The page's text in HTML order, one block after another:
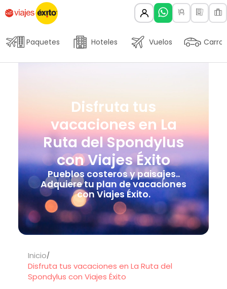
Paquetes Hoteles Vuelos Carros
Disfruta tus
vacaciones en La
Ruta del Spondylus
con Viajes Éxito
Pueblos costeros y paisajes..
Adquiere tu plan de vacaciones
con Viajes Éxito.
Inicio
Disfruta tus vacaciones en La Ruta del
Spondylus con Viajes Éxito